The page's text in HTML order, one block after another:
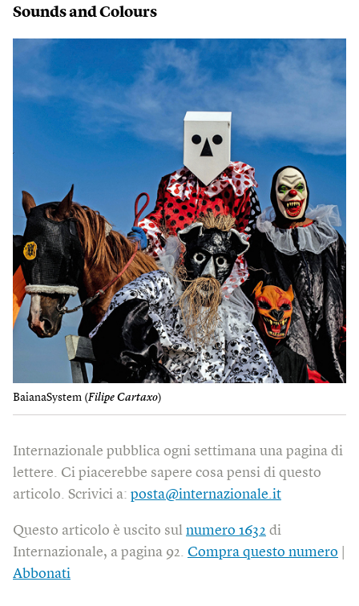
Sounds and Colours
BaianaSystem (Filipe Cartaxo)
Internazionale pubblica ogni settimana una pagina di
lettere. Ci piacerebbe sapere cosa pensi di questo
articolo. Scrivici a: posta@internazionale.it
Questo articolo è uscito sul numero 1632 di
Internazionale, a pagina 92. Compra questo numero
Abbonati